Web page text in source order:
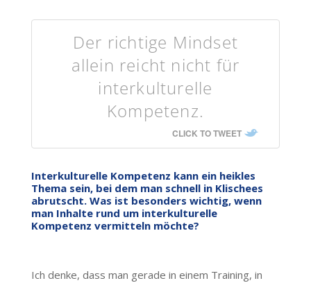
Der richtige Mindset
allein reicht nicht für
interkulturelle
Kompetenz.
CLICK TO TWEET
Interkulturelle Kompetenz kann ein heikles
Thema sein, bei dem man schnell in Klischees
abrutscht. Was ist besonders wichtig, wenn
man Inhalte rund um interkulturelle
Kompetenz vermitteln möchte?
Ich denke, dass man gerade in einem Training, in